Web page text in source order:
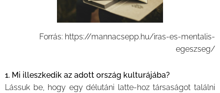
Forrás: https://mannacsepp.hu/iras-es-mentalis-
egeszseg/
1. Mi illeszkedik az adott ország kulturájába?
Lássuk be, hogy egy délutáni latte-hoz társaságot találni